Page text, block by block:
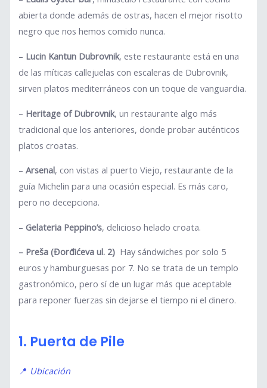
abierta donde además de ostras, hacen el mejor risotto
negro que nos hemos comido nunca.
– Lucin Kantun Dubrovnik, este restaurante está en una
de las míticas callejuelas con escaleras de Dubrovnik,
sirven platos mediterráneos con un toque de vanguardia.
– Heritage of Dubrovnik, un restaurante algo más
tradicional que los anteriores, donde probar auténticos
platos croatas.
–Arsenal, con vistas al puerto Viejo, restaurante de la
guía Michelin para una ocasión especial. Es más caro,
pero no decepciona.
–Gelateria Peppino’s, delicioso helado croata.
– Preša (Đorđićeva ul. 2) Hay sándwiches por solo 5
euros y hamburguesas por 7. No se trata de un templo
gastronómico, pero sí de un lugar más que aceptable
para reponer fuerzas sin dejarse el tiempo ni el dinero.
1. Puerta de Pile
📍 Ubicación